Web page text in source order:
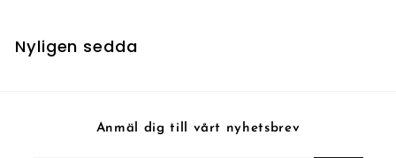
Nyligen sedda
Anmäl dig till vårt nyhetsbrev